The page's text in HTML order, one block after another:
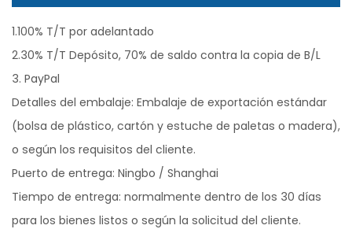
1.100% T/T por adelantado
2.30% T/T Depósito, 70% de saldo contra la copia de B/L
3. PayPal
Detalles del embalaje: Embalaje de exportación estándar
(bolsa de plástico, cartón y estuche de paletas o madera),
o según los requisitos del cliente.
Puerto de entrega: Ningbo / Shanghai
Tiempo de entrega: normalmente dentro de los 30 días
para los bienes listos o según la solicitud del cliente.